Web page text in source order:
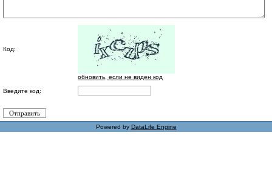
Код:
обновить, если не виден код
Введите код:
Powered by DataLife Engine